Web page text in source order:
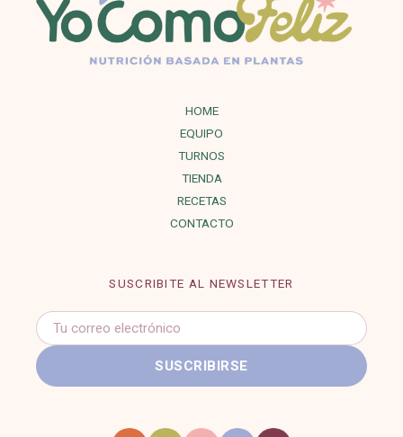
HOME
EQUIPO
TURNOS
TIENDA
RECETAS
CONTACTO
SUSCRIBITE AL NEWSLETTER
Correo
electrónico
SUSCRIBIRSE